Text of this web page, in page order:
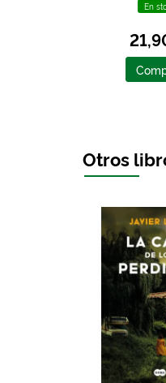
En
Otros